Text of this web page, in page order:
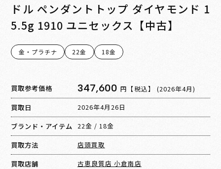
ドル ペンダントトップ ダイヤモンド 1
5.5g 1910 ユニセックス【中古】
金・プラチナ 22金 18金
買取参考価格 347,600 円【税込】 (2026年4月)
買取日 2026年4月26日
ブランド・アイテム 22金 / 18金
買取方法 店頭買取
買取店舗 古恵良質店 小倉南店